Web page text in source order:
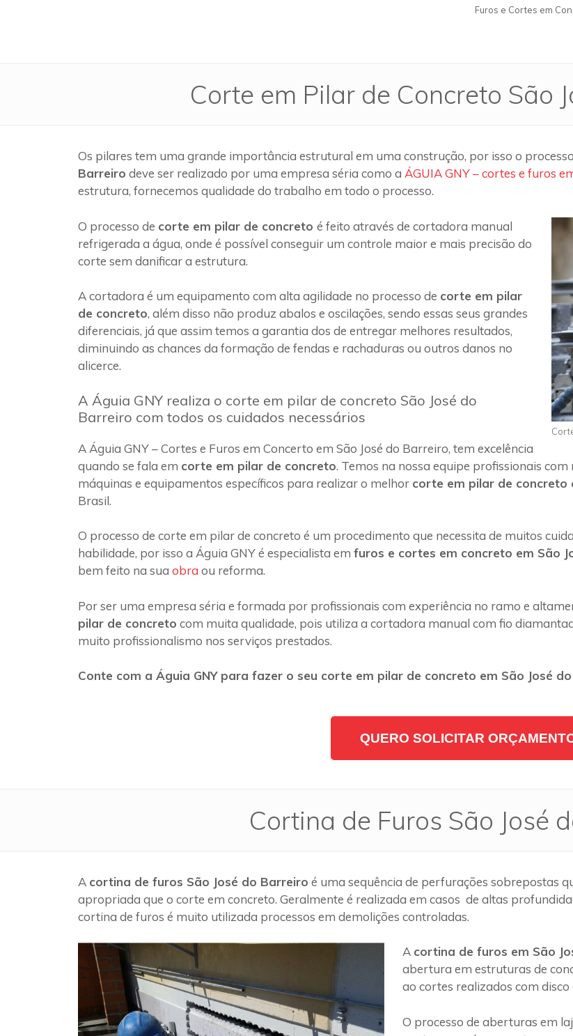
Furos e Cortes em
Corte em Pilar de Concreto São
Os pilares tem uma grande importância estrutural em uma construção, por isso o
Barreiro deve ser realizado por uma empresa séria como a ÁGUIA GNY – cortes e furos
estrutura, fornecemos qualidade do trabalho em todo o processo.
O processo de corte em pilar de concreto é feito através de cortadora manual
refrigerada a água, onde é possível conseguir um controle maior e mais precisão do
corte sem danificar a estrutura.
A cortadora é um equipamento com alta agilidade no processo de corte em pilar
de concreto, além disso não produz abalos e oscilações, sendo essas seus grandes
diferenciais, já que assim temos a garantia dos de entregar melhores resultados,
diminuindo as chances da formação de fendas e rachaduras ou outros danos no
alicerce.
A Águia GNY realiza o corte em pilar de concreto São José do
Barreiro com todos os cuidados necessários
A Águia GNY – Cortes e Furos em Concerto em São José do Barreiro, tem excelência
quando se fala em corte em pilar de concreto. Temos na nossa equipe profissionais
máquinas e equipamentos específicos para realizar o melhor corte em pilar de concreto
Brasil.
O processo de corte em pilar de concreto é um procedimento que necessita de muitos
habilidade, por isso a Águia GNY é especialista em furos e cortes em concreto em São
bem feito na sua obra ou reforma.
Por ser uma empresa séria e formada por profissionais com experiência no ramo e
pilar de concreto com muita qualidade, pois utiliza a cortadora manual com fio
muito profissionalismo nos serviços prestados.
Conte com a Águia GNY para fazer o seu corte em pilar de concreto em São José
QUERO SOLICITAR
Cortina de Furos São José
A cortina de furos São José do Barreiro é uma sequência de perfurações sobrepostas
apropriada que o corte em concreto. Geralmente é realizada em casos de altas
cortina de furos é muito utilizada processos em demolições controladas.
A cortina de furos em São
abertura em estruturas de
ao cortes realizados com
O processo de aberturas em